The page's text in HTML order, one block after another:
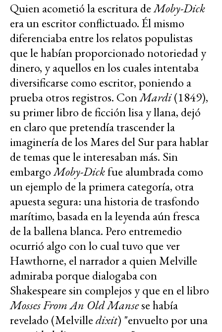
Quien acometió la escritura deMoby-Dick
era un escritor conflictuado. Él mismo
diferenciaba entre los relatos populistas
que le habían proporcionado notoriedad y
dinero, y aquellos en los cuales intentaba
diversificarse como escritor, poniendo a
prueba otros registros. ConMardi(1849),
su primer libro de ficción lisa y llana, dejó
en claro que pretendía trascender la
imaginería de los Mares del Sur para hablar
de temas que le interesaban más. Sin
embargoMoby-Dickfue alumbrada como
un ejemplo de la primera categoría, otra
apuesta segura: una historia de trasfondo
marítimo, basada en la leyenda aún fresca
de la ballena blanca. Pero entremedio
ocurrió algo con lo cual tuvo que ver
Hawthorne, el narrador a quien Melville
admiraba porque dialogaba con
Shakespeare sin complejos y que en el libro
Mosses From An Old Mansese había
revelado (Melvilledixit) "envuelto por una